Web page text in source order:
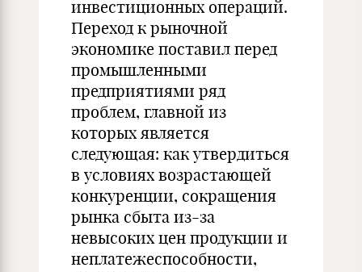
инвестиционных операций.
Переход к рыночной
экономике поставил перед
промышленными
предприятиями ряд
проблем, главной из
которых является
следующая: как утвердиться
в условиях возрастающей
конкуренции, сокращения
рынка сбыта из-за
невысоких цен продукции и
неплатежеспособности,